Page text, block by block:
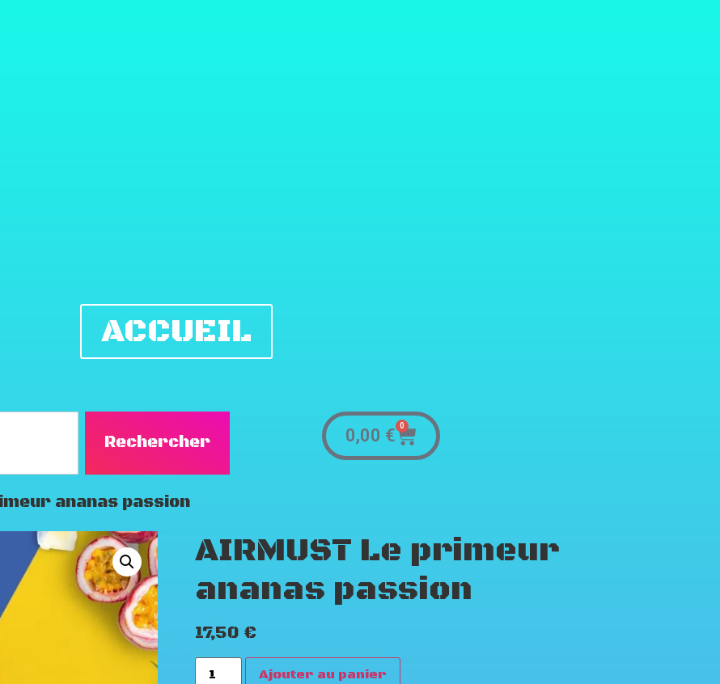
ACCUEIL
Rechercher 0,00 € 0
ananas passion
AIRMUST Le primeur
ananas passion
17,50 €
Ajouter au panier